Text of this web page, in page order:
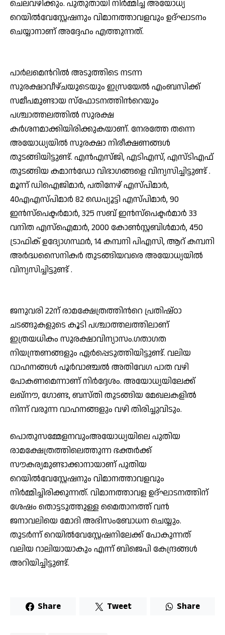
ചെലവഴിക്കും. പുതുതായി നിര്‍മ്മിച്ച അയോധ്യ
റെയില്‍വേസ്റ്റേഷനും വിമാനത്താവളവും ഉദ്ഘാടനം
ചെയ്യാനാണ് അദ്ദേഹം എത്തുന്നത്.
പാര്‍ലമെന്‍റില്‍ അടുത്തിടെ നടന്ന
സുരക്ഷാവീഴ്ചയുടെയും ഇസ്രയേല്‍ എംബസിക്ക്
സമീപമുണ്ടായ സ്ഫോടനത്തിന്‍റെയും
പശ്ചാത്തലത്തില്‍ സുരക്ഷ
കര്‍ശനമാക്കിയിരിക്കുകയാണ്. നേരത്തേ തന്നെ
അയോധ്യയില്‍ സുരക്ഷാ നിരീക്ഷണങ്ങള്‍
തുടങ്ങിയിട്ടുണ്ട്. എന്‍എസ്‌ജി, എടിഎസ്, എസ്‌ടിഎഫ്
തുടങ്ങിയ കമാന്‍ഡോ വിഭാഗങ്ങളെ വിന്യസിച്ചിട്ടുണ്ട് .
മൂന്ന് ഡിഐജിമാര്‍, പതിനേഴ് എസ്‌പിമാര്‍,
40എഎസ്‌പിമാര്‍ 82 ഡെപ്യൂട്ടി എസ്‌പിമാര്‍, 90
ഇന്‍സ്‌പെക്ടര്‍മാര്‍, 325 സബ്‌ ഇന്‍സ്‌പെക്ടര്‍മാര്‍ 33
വനിത എസ്‌ഐമാര്‍, 2000 കോണ്‍സ്റ്റബിള്‍മാര്‍, 450
ട്രാഫിക് ഉദ്യോഗസ്ഥര്‍, 14 കമ്പനി പിഎസി, ആറ് കമ്പനി
അര്‍ദ്ധസൈനികര്‍ തുടങ്ങിയവരെ അയോധ്യയില്‍
വിന്യസിച്ചിട്ടുണ്ട് .
ജനുവരി 22ന് രാമക്ഷേത്രത്തിന്‍റെ പ്രതിഷ്ഠാ
ചടങ്ങുകളുടെ കൂടി പശ്ചാത്തലത്തിലാണ്
ഇത്രയധികം സുരക്ഷാവിന്യാസം.ഗതാഗത
നിയന്ത്രണങ്ങളും ഏര്‍പ്പെടുത്തിയിട്ടുണ്ട്. വലിയ
വാഹനങ്ങള്‍ പൂര്‍വാഞ്ചല്‍ അതിവേഗ പാത വഴി
പോകണമെന്നാണ് നിര്‍ദ്ദേശം. അയോധ്യയിലേക്ക്
ലഖ്‌നൗ, ഗോണ്ട, ബസ്‌തി തുടങ്ങിയ മേഖലകളില്‍
നിന്ന് വരുന്ന വാഹനങ്ങളും വഴി തിരിച്ചുവിടും.
പൊതുസമ്മേളനവുംഅയോധ്യയിലെ പുതിയ
രാമക്ഷേത്രത്തിലെത്തുന്ന ഭക്തര്‍ക്ക്
സൗകര്യമുണ്ടാക്കാനായാണ് പുതിയ
റെയില്‍വേസ്റ്റേഷനും വിമാനത്താവളവും
നിര്‍മ്മിച്ചിരിക്കുന്നത്. വിമാനത്താവള ഉദ്ഘാടനത്തിന്
ശേഷം തൊട്ടടുത്തുള്ള മൈതാനത്ത് വന്‍
ജനാവലിയെ മോദി അഭിസംബോധന ചെയ്യും.
തുടര്‍ന്ന് റെയില്‍വേസ്റ്റേഷനിലേക്ക് പോകുന്നത്
വലിയ റാലിയായാകും എന്ന് ബിജെപി കേന്ദ്രങ്ങള്‍
അറിയിച്ചിട്ടുണ്ട്.
Share Tweet Share